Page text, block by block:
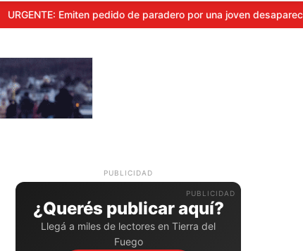
URGENTE: Emiten pedido de paradero por una joven
PUBLICIDAD
¿Querés publicar aquí?
Llegá a miles de lectores en Tierra del
Fuego